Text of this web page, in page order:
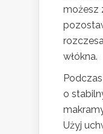
możesz
włókna.
o
Użyj